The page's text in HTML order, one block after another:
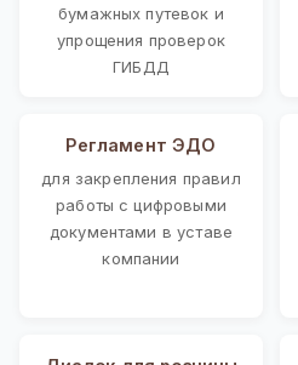
бумажных путевок и
упрощения проверок
ГИБДД
Регламент ЭДО
для закрепления правил
работы с цифровыми
документами в уставе
компании